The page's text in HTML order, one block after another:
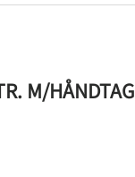
M/HÅNDTAG